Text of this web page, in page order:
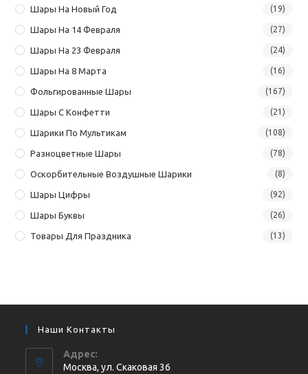
Шары На Новый Год (19)
Шары На 14 Февраля (27)
Шары На 23 Февраля (24)
Шары На 8 Марта (16)
Фольгированные Шары (167)
Шары С Конфетти (21)
Шарики По Мультикам (108)
Разноцветные Шары (78)
Оскорбительные Воздушные Шарики (8)
Шары Цифры (92)
Шары Буквы (26)
Товары Для Праздника (13)
Наши Контакты
Адрес:
Москва, ул. Cкаковая 36